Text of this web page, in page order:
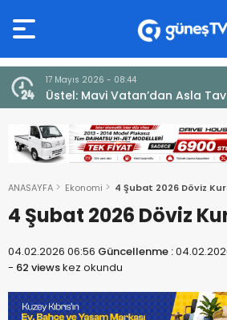
7 Ağustos 2026 - 12:36
ÜSTEL: “ERENKÖY RUHU
ANASAYFA Ekonomi 4 Şubat 2026 Döviz
4 Şubat 2026 Döviz
04.02.2026 06:56 Güncellenme :
- 62 viewskez okundu